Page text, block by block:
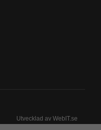
Utvecklad av WebIT.se